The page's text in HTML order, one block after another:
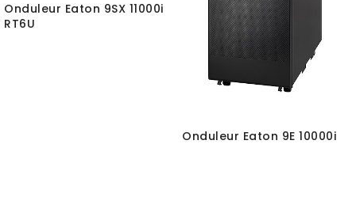
Onduleur Eaton 9SX 11000i
RT6U
Onduleur Eaton 9E 10000i